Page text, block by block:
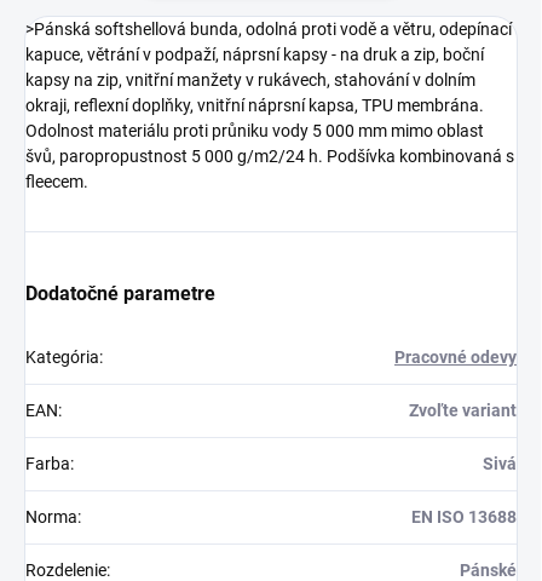
>Pánská softshellová bunda, odolná proti vodě a větru, odepínací
kapuce, větrání v podpaží, náprsní kapsy - na druk a zip, boční
kapsy na zip, vnitřní manžety v rukávech, stahování v dolním
okraji, reflexní doplňky, vnitřní náprsní kapsa, TPU membrána.
Odolnost materiálu proti průniku vody 5 000 mm mimo oblast
švů, paropropustnost 5 000 g/m2/24 h. Podšívka kombinovaná s
fleecem.
Dodatočné parametre
Kategória: Pracovné odevy
EAN: Zvoľte variant
Farba: Sivá
Norma: EN ISO 13688
Rozdelenie: Pánské